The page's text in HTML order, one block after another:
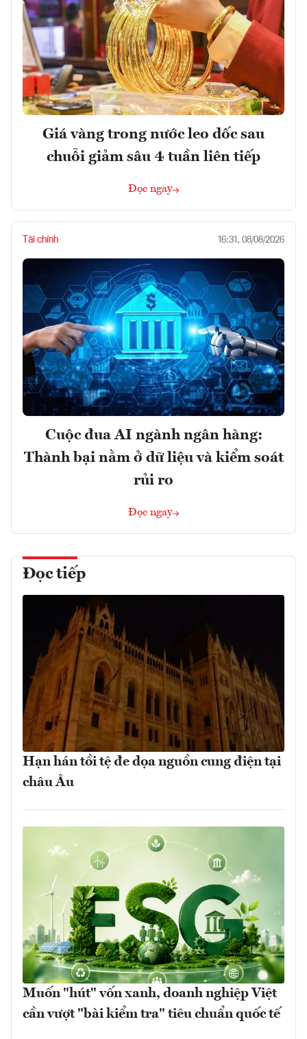
Giá vàng trong nước leo dốc sau
chuỗi giảm sâu 4 tuần liên tiếp
Đọc ngay
Tài chính 16:31, 08/08/2026
Cuộc đua AI ngành ngân hàng:
Thành bại nằm ở dữ liệu và kiểm soát
rủi ro
Đọc ngay
Đọc tiếp
Hạn hán tồi tệ đe dọa nguồn cung điện tại
châu Âu
Muốn "hút" vốn xanh, doanh nghiệp Việt
cần vượt "bài kiểm tra" tiêu chuẩn quốc tế